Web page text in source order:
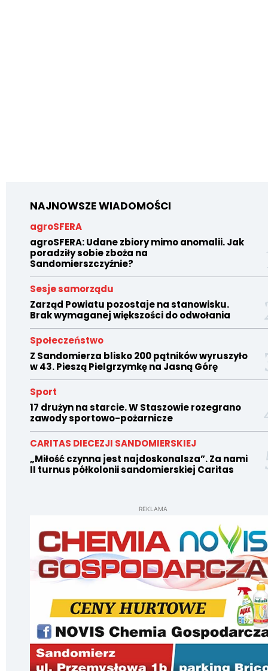
NAJNOWSZE WIADOMOŚCI
agroSFERA
agroSFERA: Udane zbiory mimo anomalii. Jak
poradziły sobie zboża na
Sandomierszczyźnie?
Sesje samorządu
Zarząd Powiatu pozostaje na stanowisku.
Brak wymaganej większości do odwołania
Społeczeństwo
Z Sandomierza blisko 200 pątników wyruszyło
w 43. Pieszą Pielgrzymkę na Jasną Górę
Sport
17 drużyn na starcie. W Staszowie rozegrano
zawody sportowo-pożarnicze
CARITAS DIECEZJI SANDOMIERSKIEJ
„Miłość czynna jest najdoskonalsza”. Za nami
II turnus półkolonii sandomierskiej Caritas
REKLAMA